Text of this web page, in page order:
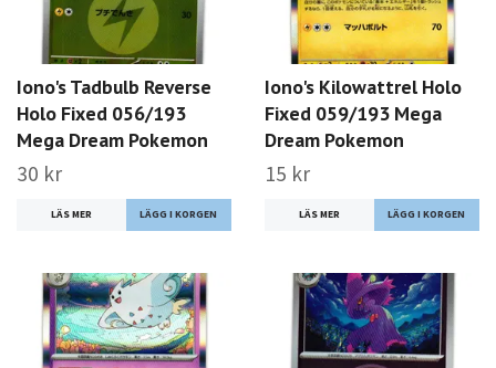
Iono's Tadbulb Reverse
Holo Fixed 056/193
Mega Dream Pokemon
30 kr
LÄS MER
Iono's Kilowattrel Holo
Fixed 059/193 Mega
Dream Pokemon
15 kr
LÄS MER